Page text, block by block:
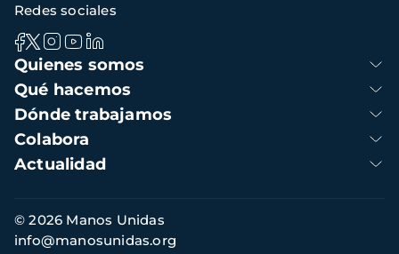
Navegación
principal
Quienes somos
Qué hacemos
Dónde trabajamos
Colabora
Actualidad
Redes sociales
Información
de
© 2026 Manos Unidas
info@manosunidas.org